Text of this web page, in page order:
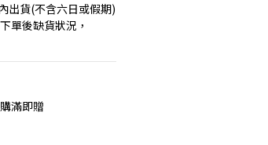
出貨(不含六日或假期)
單後缺貨狀況，
滿即贈